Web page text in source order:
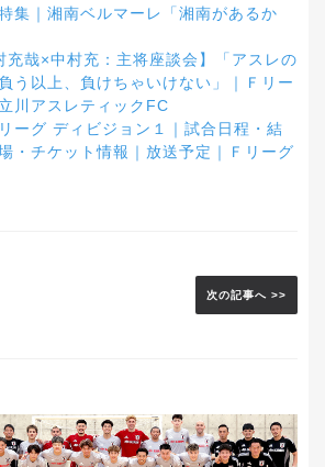
集｜湘南ベルマーレ「湘南があるか
充哉×中村充：主将座談会】「アスレの
う以上、負けちゃいけない」｜Ｆリー
川アスレティックFC
ーグ ディビジョン１｜試合日程・結
・チケット情報｜放送予定｜Ｆリーグ
次の記事へ >>